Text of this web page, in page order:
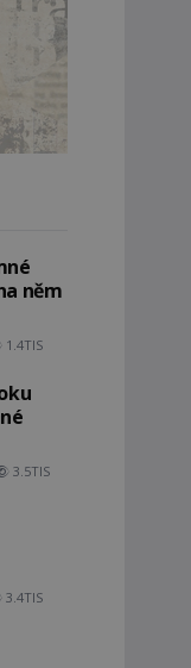
něm
1.4TIS
3.5TIS
3.4TIS